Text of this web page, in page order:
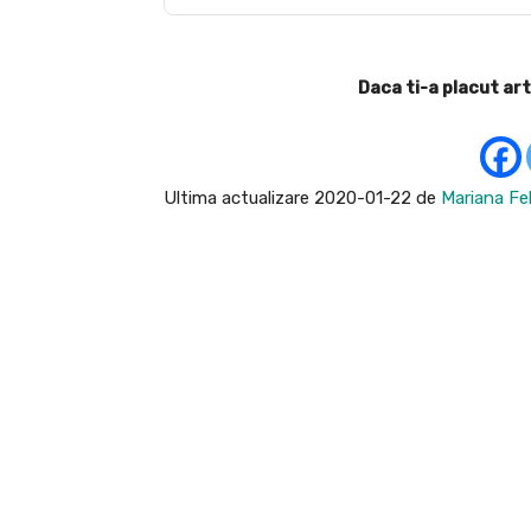
Daca ti-a placut
Ultima actualizare 2020-01-22 de Mariana